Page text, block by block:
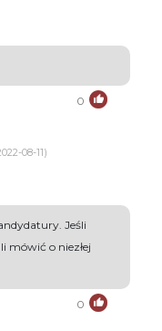
0
08-11)
Jeśli
mówić o niezłej
0